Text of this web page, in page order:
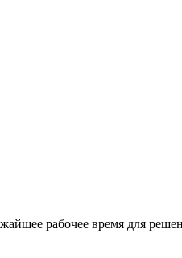
рабочее время для